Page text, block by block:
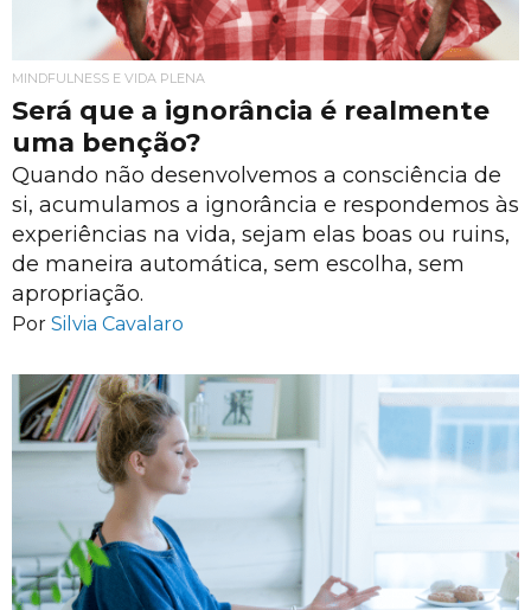
MINDFULNESS E VIDA PLENA
Será que a ignorância é realmente
uma benção?
Quando não desenvolvemos a consciência de
si, acumulamos a ignorância e respondemos às
experiências na vida, sejam elas boas ou ruins,
de maneira automática, sem escolha, sem
apropriação.
Por Silvia Cavalaro